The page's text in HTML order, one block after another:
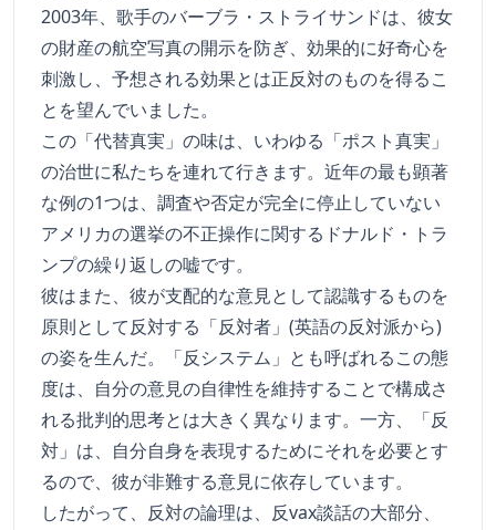
2003年、歌手のバーブラ・ストライサンドは、彼女
の財産の航空写真の開示を防ぎ、効果的に好奇心を
刺激し、予想される効果とは正反対のものを得るこ
とを望んでいました。
この「代替真実」の味は、いわゆる「ポスト真実」
の治世に私たちを連れて行きます。近年の最も顕著
な例の1つは、調査や否定が完全に停止していない
アメリカの選挙の不正操作に関するドナルド・トラ
ンプの繰り返しの嘘です。
彼はまた、彼が支配的な意見として認識するものを
原則として反対する「反対者」(英語の反対派から)
の姿を生んだ。「反システム」とも呼ばれるこの態
度は、自分の意見の自律性を維持することで構成さ
れる批判的思考とは大きく異なります。一方、「反
対」は、自分自身を表現するためにそれを必要とす
るので、彼が非難する意見に依存しています。
したがって、反対の論理は、反vax談話の大部分、